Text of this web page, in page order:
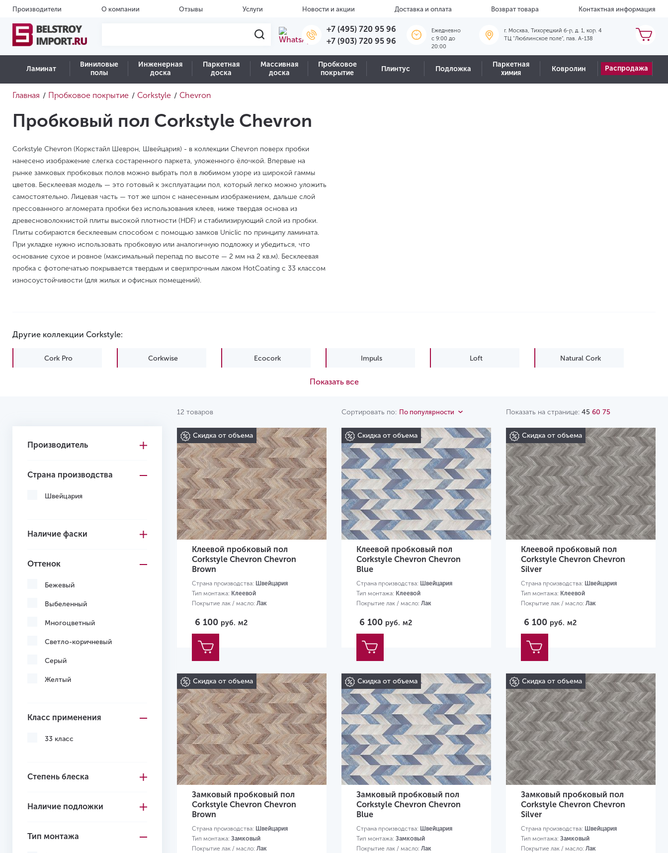
Производители О компании Отзывы Услуги Новости и акции Доставка и оплата Возврат товара Контактная информация
+7 (495) 720 95 96
+7 (903) 720 95 96
Ежедневно
c 9:00 до
20:00
г. Москва, Тихорецкий б-р, д. 1, кор. 4
ТЦ "Люблинское поле", пав. А-138
Ламинат
Виниловые
полы
Инженерная
доска
Паркетная
доска
Массивная
доска
Пробковое
покрытие
Плинтус Подложка
Паркетная
химия
Ковролин Распродажа
Главная / Пробковое покрытие / Corkstyle / Chevron
Пробковый пол Corkstyle Chevron
Corkstyle Chevron (Коркстайл Шеврон, Швейцария) - в коллекции Chevron поверх пробки
нанесено изображение слегка состаренного паркета, уложенного ёлочкой. Впервые на
рынке замковых пробковых полов можно выбрать пол в любимом узоре из широкой гаммы
цветов. Бесклеевая модель — это готовый к эксплуатации пол, который легко можно уложить
самостоятельно. Лицевая часть — тот же шпон с нанесенным изображением, дальше слой
прессованного агломерата пробки без использования клеев, ниже твердая основа из
древесноволокнистой плиты высокой плотности (HDF) и стабилизирующий слой из пробки.
Плиты собираются бесклеевым способом с помощью замков Uniclic по принципу ламината.
При укладке нужно использовать пробковую или аналогичную подложку и убедиться, что
основание сухое и ровное (максимальный перепад по высоте — 2 мм на 2 кв.м). Бесклеевая
пробка с фотопечатью покрывается твердым и сверхпрочным лаком HotCoating с 33 классом
износоустойчивости (для жилых и офисных помещений).
Другие коллекции Corkstyle:
Cork Pro Corkwise Ecocork Impuls Loft Natural Cork
Показать все
12 товаров Сортировать по: По популярности Показать на странице: 45 60 75
Производитель
Страна производства
Швейцария
Наличие фаски
Оттенок
Бежевый
Выбеленный
Многоцветный
Светло-коричневый
Серый
Желтый
Класс применения
33 класс
Степень блеска
Наличие подложки
Тип монтажа
Скидка от объема
Клеевой пробковый пол
Corkstyle Chevron Chevron
Brown
Страна производства: Швейцария
Тип монтажа: Клеевой
Покрытие лак / масло: Лак
6 100 руб. м2
Скидка от объема
Клеевой пробковый пол
Corkstyle Chevron Chevron
Blue
Страна производства: Швейцария
Тип монтажа: Клеевой
Покрытие лак / масло: Лак
6 100 руб. м2
Скидка от объема
Клеевой пробковый пол
Corkstyle Chevron Chevron
Silver
Страна производства: Швейцария
Тип монтажа: Клеевой
Покрытие лак / масло: Лак
6 100 руб. м2
Скидка от объема
Замковый пробковый пол
Corkstyle Chevron Chevron
Brown
Страна производства: Швейцария
Тип монтажа: Замковый
Покрытие лак / масло: Лак
Скидка от объема
Замковый пробковый пол
Corkstyle Chevron Chevron
Blue
Страна производства: Швейцария
Тип монтажа: Замковый
Покрытие лак / масло: Лак
Скидка от объема
Замковый пробковый пол
Corkstyle Chevron Chevron
Silver
Страна производства: Швейцария
Тип монтажа: Замковый
Покрытие лак / масло: Лак